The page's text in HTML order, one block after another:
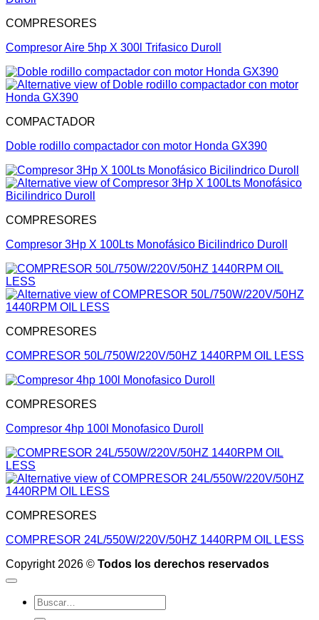
COMPRESORES
Compresor Aire 5hp X 300l Trifasico Duroll
COMPACTADOR
Doble rodillo compactador con motor Honda GX390
COMPRESORES
Compresor 3Hp X 100Lts Monofásico Bicilindrico Duroll
COMPRESORES
COMPRESOR 50L/750W/220V/50HZ 1440RPM OIL LESS
COMPRESORES
Compresor 4hp 100l Monofasico Duroll
COMPRESORES
COMPRESOR 24L/550W/220V/50HZ 1440RPM OIL LESS
Copyright 2026 © Todos los derechos reservados
Buscar
por: